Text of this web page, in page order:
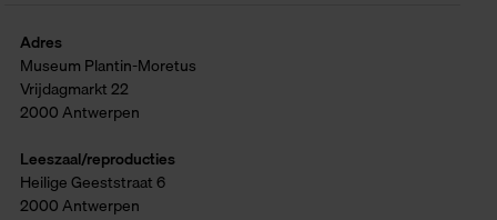
Adres
Museum Plantin-Moretus
Vrijdagmarkt 22
2000 Antwerpen
Leeszaal/reproducties
Heilige Geeststraat 6
2000 Antwerpen